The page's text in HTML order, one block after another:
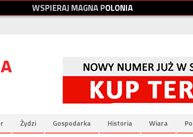
WSPIERAJMAGNAPOLONIA
Żydzi Gospodarka Historia Wiara